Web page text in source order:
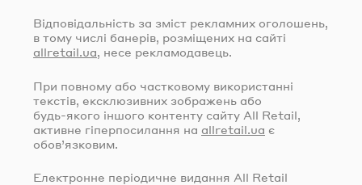
Відповідальність за зміст рекламних оголошень,
в тому числі банерів, розміщених на сайті
allretail.ua, несе рекламодавець.
При повному або частковому використанні
текстів, ексклюзивних зображень або
будь-якого іншого контенту сайту All Retail,
активне гіперпосилання на allretail.ua є
обов’язковим.
Електронне періодичне видання All Retail